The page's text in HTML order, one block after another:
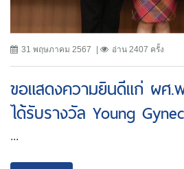
31 พฤษภาคม 2567 อ่าน 2407 ครั้ง
ขอแสดงความยินดีแก่ ผศ
ได้รับรางวัล Young
...